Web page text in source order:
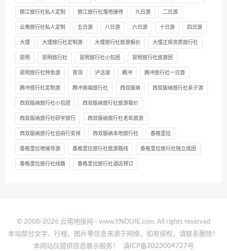
丽江旅行社私人定制 丽江旅行社落地接待 九日游 二日游
云南旅行社私人定制 五日游 八日游 六日游 十日游 四日游
大理 大理旅行社定制游 大理旅行社旅游报价 大理正规资质旅行社
昆明 昆明旅行社 昆明旅行社小包团 昆明旅行社旅游团
昆明旅行社特色游 普洱 泸沽湖 腾冲 腾冲旅行社一日游
腾冲旅行社定制游 腾冲高端旅行社 西双版纳 西双版纳旅行社亲子游
西双版纳旅行社小包团 西双版纳旅行社旅游报价
西双版纳旅行社研学旅行 西双版纳旅行社老年旅游
西双版纳旅行社自由行安排 西双版纳本地旅行社 香格里拉
香格里拉地接导游 香格里拉旅行社旅游路线 香格里拉旅行社独立成团
香格里拉旅行社线路 香格里拉旅行社酒店预订
© 2008-2026 云南地接网 - www.YNDIJIE.com. All rights reserved
本站部分文字、行程、图片等信息来源于网络，如有侵权，请联系删除！
本网站仅提供信息展示服务！
滇ICP备2023004727号